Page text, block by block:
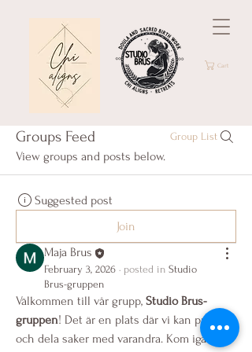
Cart
Groups Feed Group List
View groups and posts below.
Suggested post
Join
Maja Brus
February 3, 2026 · posted in Studio
Brus-gruppen
Välkommen till vår grupp, Studio Brus-
gruppen! Det är en plats där vi kan prata
och dela saker med varandra. Kom igång